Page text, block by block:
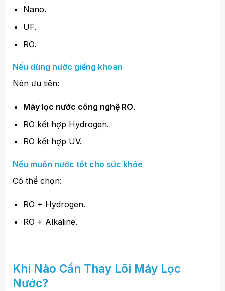
Nano.
UF.
RO.
Nếu dùng nước giếng khoan
Nên ưu tiên:
Máy lọc nước công nghệ RO.
RO kết hợp Hydrogen.
RO kết hợp UV.
Nếu muốn nước tốt cho sức khỏe
Có thể chọn:
RO + Hydrogen.
RO + Alkaline.
Khi Nào Cần Thay Lõi Máy Lọc
Nước?